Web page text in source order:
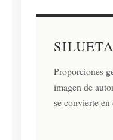
Proporciones
imagen de
se convierte